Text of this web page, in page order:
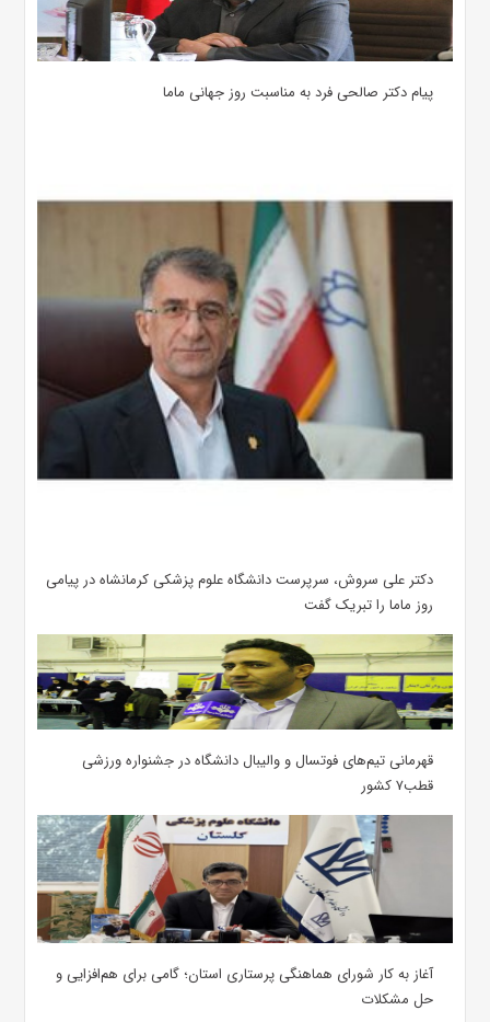
پیام دکتر صالحی فرد به مناسبت روز جهانی ماما
دکتر علی سروش، سرپرست دانشگاه علوم پزشکی کرمانشاه در پیامی
روز ماما را تبریک گفت
قهرمانی تیم‌های فوتسال و والیبال دانشگاه در جشنواره ورزشی
قطب۷ کشور
آغاز به کار شورای هماهنگی پرستاری استان؛ گامی برای هم‌افزایی و
حل مشکلات